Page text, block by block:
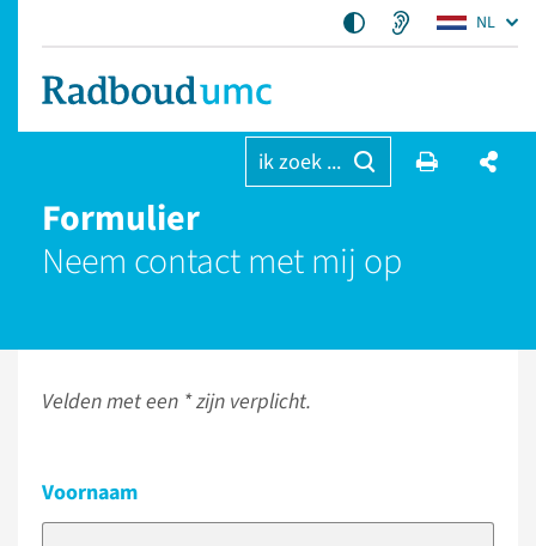
NL
ik zoek ...
Formulier
Neem contact met mij op
Velden met een * zijn verplicht.
Voornaam